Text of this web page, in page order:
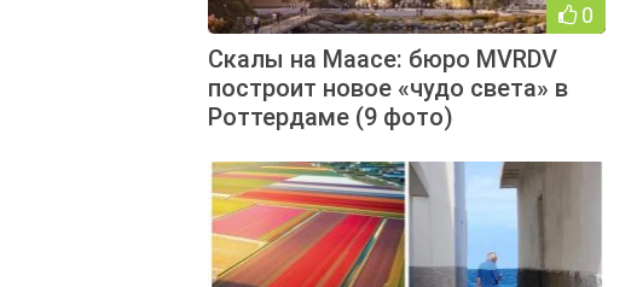
0
Скалы на Маасе: бюро MVRDV
построит новое «чудо света» в
Роттердаме (9 фото)